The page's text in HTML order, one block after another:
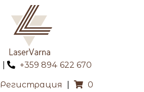
+359 894 622 670
Регистрация 0